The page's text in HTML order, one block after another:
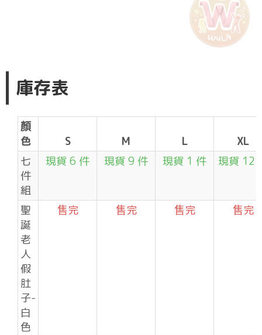
庫存表
顏
色
S M L
XL
七
件
組
現貨 6 件 現貨 9 件 現貨 1 件 現貨 12
聖
誕
老
人
假
肚
子-
白
色
售完 售完 售完 售完